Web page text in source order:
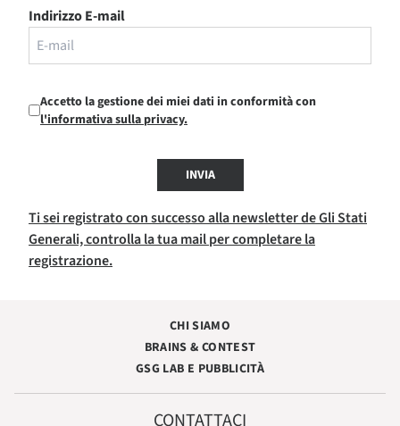
Indirizzo E-mail
Accetto la gestione dei miei dati in conformità con
l'informativa sulla privacy.
INVIA
Ti sei registrato con successo alla newsletter de Gli Stati
Generali, controlla la tua mail per completare la
registrazione.
CHI SIAMO
BRAINS & CONTEST
GSG LAB E PUBBLICITÀ
CONTATTACI